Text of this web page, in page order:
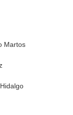
Martos